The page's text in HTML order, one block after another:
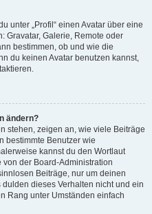
unter „Profil“ einen Avatar über eine
Gravatar, Galerie, Remote oder
bestimmen, ob und wie die
du keinen Avatar benutzen kannst,
ändern?
stehen, zeigen an, wie viele Beiträge
bestimmte Benutzer wie
kannst du den Wortlaut
der Board-Administration
Beiträge, nur um deinen
dieses Verhalten nicht und ein
Rang unter Umständen einfach